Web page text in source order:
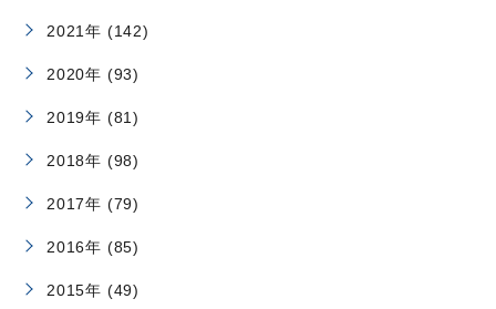
2021年 (142)
2020年 (93)
2019年 (81)
2018年 (98)
2017年 (79)
2016年 (85)
2015年 (49)